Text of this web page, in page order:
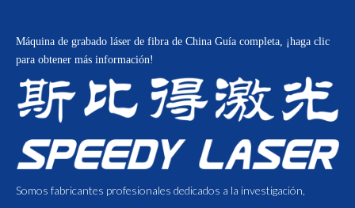
Máquina de grabado láser de fibra de China Guía completa, ¡haga clic
para obtener más información!
Somos fabricantes profesionales dedicados a la investigación,